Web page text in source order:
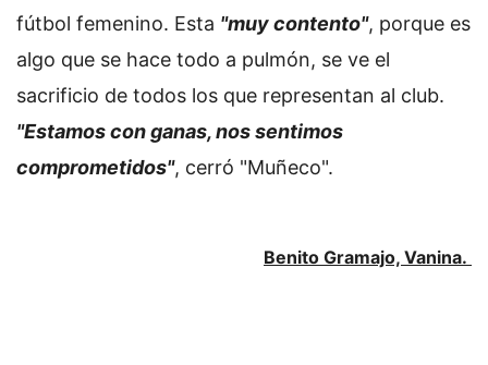
fútbol femenino. Esta "muy contento", porque es
algo que se hace todo a pulmón, se ve el
sacrificio de todos los que representan al club.
"Estamos con ganas, nos sentimos
comprometidos", cerró "Muñeco".
Benito Gramajo, Vanina.